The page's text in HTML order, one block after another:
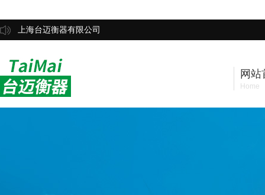
上海台迈衡器有限公司
网站
Home